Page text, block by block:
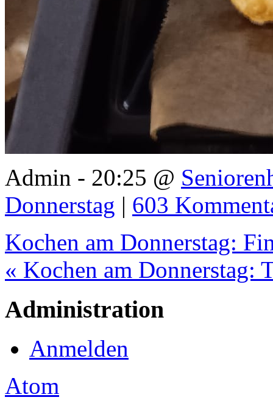
Admin - 20:25 @
Donnerstag | 603
Kochen am Donnerstag:
« Kochen am Donnerstag:
Administration
Anmelden
Atom